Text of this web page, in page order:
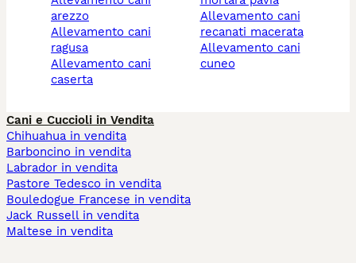
arezzo
allevamento cani
ragusa
allevamento cani
caserta
allevamento cani
recanati macerata
allevamento cani
cuneo
Cani e Cuccioli in Vendita
Chihuahua in vendita
Barboncino in vendita
Labrador in vendita
Pastore Tedesco in vendita
Bouledogue Francese in vendita
Jack Russell in vendita
Maltese in vendita